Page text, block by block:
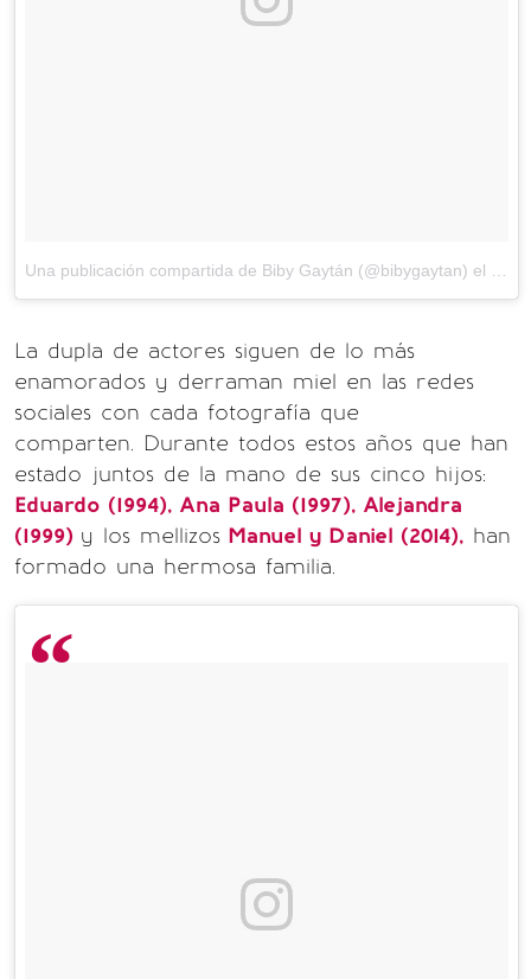
Una publicación compartida de Biby Gaytán (@bibygaytan) el
La dupla de actores siguen de lo más
enamorados y derraman miel en las redes
sociales con cada fotografía que
comparten. Durante todos estos años que han
estado juntos de la mano de sus cinco hijos:
Eduardo (1994), Ana Paula (1997), Alejandra
(1999) y los mellizos Manuel y Daniel (2014), han
formado una hermosa familia.